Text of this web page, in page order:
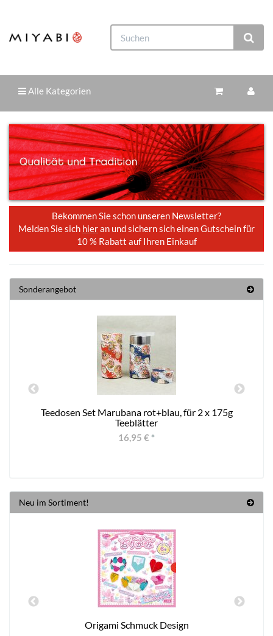
Alle Kategorien
Bekommen Sie schon unseren Newsletter?
Melden Sie sich hieran und sichern sich einen Gutschein für
10 % Rabatt auf Ihren Einkauf
Sonderangebot
Teedosen Set Marubana rot+blau, für 2 x 175g
Teeblätter
16,95 € *
Neu im Sortiment!
Origami Schmuck Design